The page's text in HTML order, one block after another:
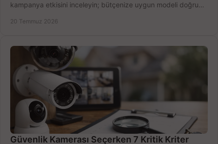
kampanya etkisini inceleyin; bütçenize uygun modeli doğru
20 Temmuz 2026
Güvenlik Kamerası Seçerken 7 Kritik Kriter